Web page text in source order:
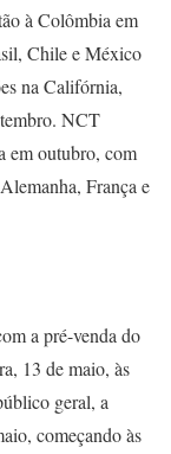
à Colômbia em
Chile e México
na Califórnia,
NCT
outubro, com
França e
a pré-venda do
13 de maio, às
geral, a
começando às